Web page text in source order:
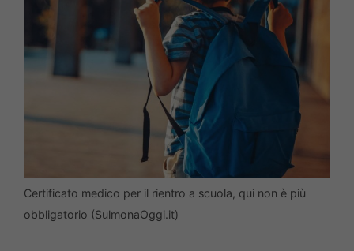
Certificato medico per il rientro a scuola, qui non è più
obbligatorio (SulmonaOggi.it)